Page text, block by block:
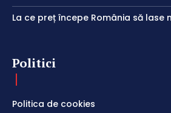
La ce preț începe România să lase
Politici
Politica de cookies